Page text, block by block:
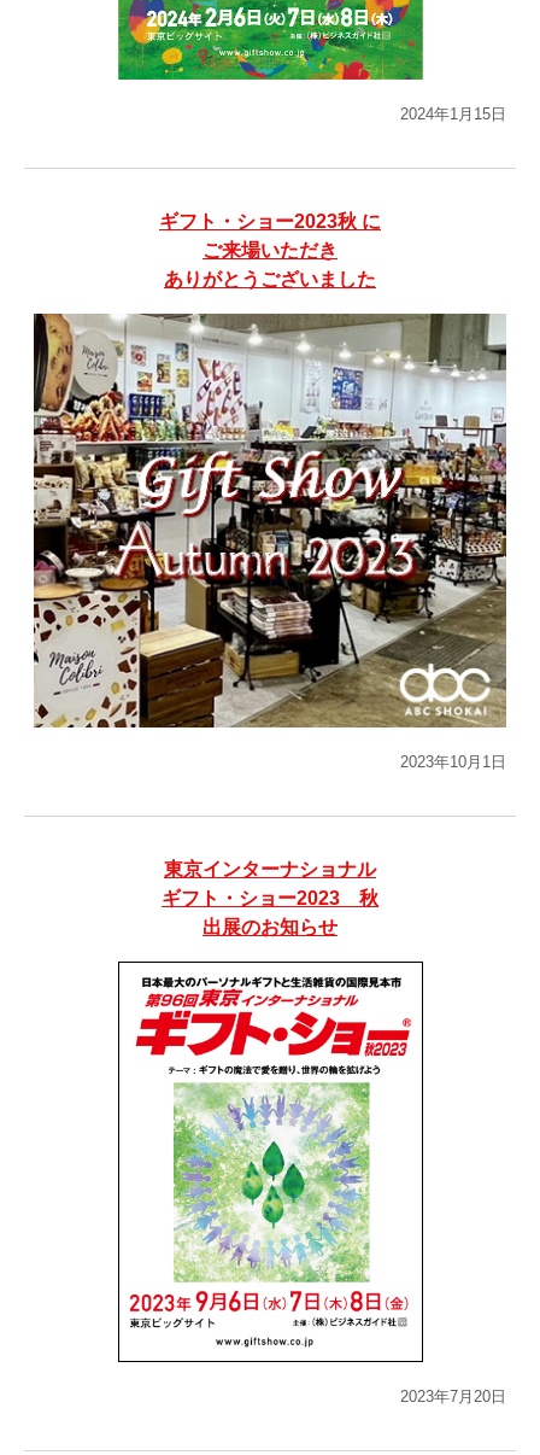
2024年1月15日
ギフト・ショー2023秋 に
ご来場いただき
ありがとうございました
2023年10月1日
東京インターナショナル
ギフト・ショー2023 秋
出展のお知らせ
2023年7月20日